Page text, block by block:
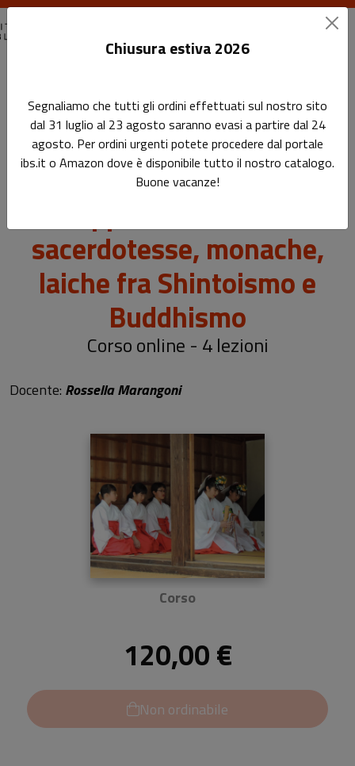
Il femminile e il sacro in Giappone. Sciamane, sacerdotesse,
monache, laiche fra Shintoismo e Buddhismo
Il femminile e il sacro in
sacerdotesse, monache,
laiche fra Shintoismo e
Buddhismo
Corso online - 4 lezioni
Docente: Rossella Marangoni
Corso
120,00 €
Non ordinabile
Chiusura estiva 2026
Segnaliamo che tutti gli ordini effettuati sul nostro sito
dal 31 luglio al 23 agosto saranno evasi a partire dal 24
agosto. Per ordini urgenti potete procedere dal portale
ibs.it o Amazon dove è disponibile tutto il nostro catalogo.
Buone vacanze!